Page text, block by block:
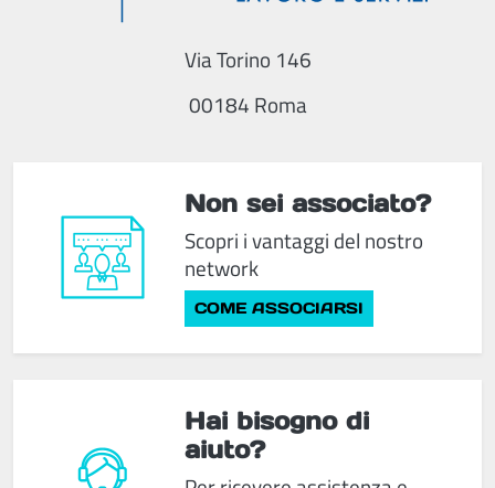
Non sei associato?
Scopri i vantaggi del nostro
network
COME ASSOCIARSI
Via Torino 146
00184 Roma
Hai bisogno di
aiuto?